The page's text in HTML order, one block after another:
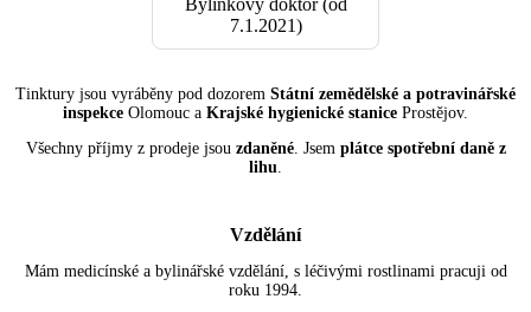
Bylinkový doktor (od
7.1.2021)
Tinktury jsou vyráběny pod dozorem Státní zemědělské a potravinářské
inspekce Olomouc a Krajské hygienické stanice Prostějov.
Všechny příjmy z prodeje jsou zdaněné. Jsem plátce spotřební daně z
lihu.
Vzdělání
Mám medicínské a bylinářské vzdělání, s léčivými rostlinami pracuji od
roku 1994.